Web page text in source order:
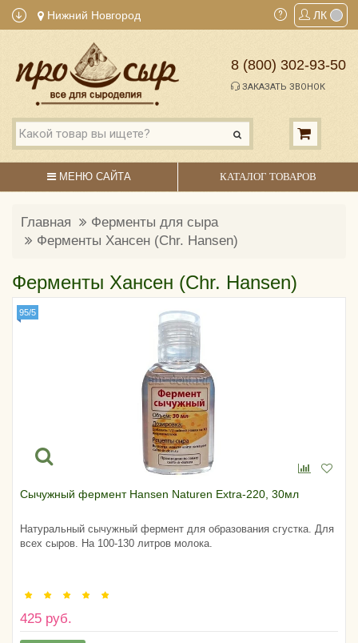
Нижний Новгород ЛК
8 (800) 302-93-50
ЗАКАЗАТЬ ЗВОНОК
МЕНЮ САЙТА КАТАЛОГ ТОВАРОВ
Главная
Ферменты для сыра
Ферменты Хансен (Chr. Hansen)
Ферменты Хансен (Chr. Hansen)
95/5
Сычужный фермент Hansen Naturen Extra-220, 30мл
Натуральный сычужный фермент для образования сгустка. Для
всех сыров. На 100-130 литров молока.
425 руб.